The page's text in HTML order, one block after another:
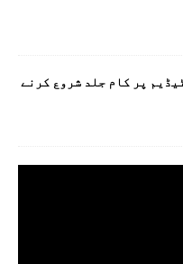
پر کام جلد شروع کرنے